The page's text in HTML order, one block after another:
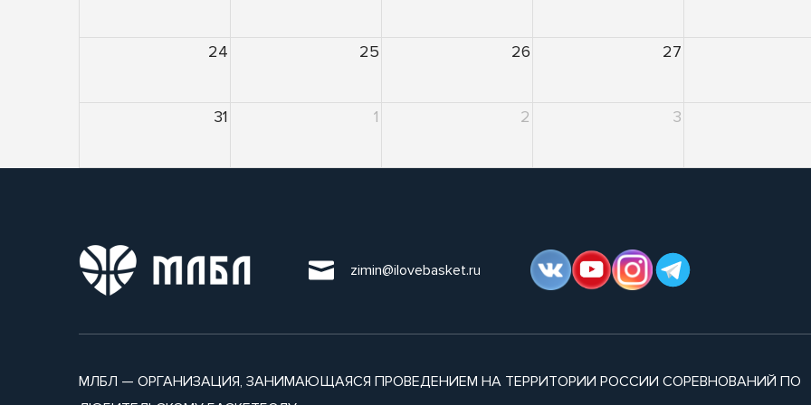
24 25 26 27
31 1 2 3
zimin@ilovebasket.ru
МЛБЛ — ОРГАНИЗАЦИЯ, ЗАНИМАЮЩАЯСЯ ПРОВЕДЕНИЕМ НА ТЕРРИТОРИИ РОССИИ СОРЕВНОВАНИЙ ПО